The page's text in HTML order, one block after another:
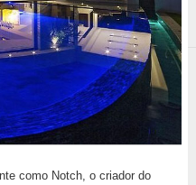
como Notch, o criador do